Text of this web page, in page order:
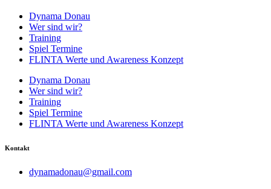
Dynama Donau
Wer sind wir?
Training
Spiel Termine
FLINTA Werte und Awareness Konzept
Dynama Donau
Wer sind wir?
Training
Spiel Termine
FLINTA Werte und Awareness Konzept
Kontakt
dynamadonau@gmail.com